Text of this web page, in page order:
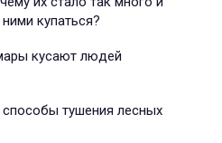
купаться?
кусают людей
тушения лесных